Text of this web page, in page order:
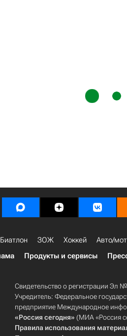
Биатлон ЗОЖ Хоккей Авто/
Продукты и сервисы
Свидетельство о регистрации Эл
Учредитель: Федеральное
предприятие Международное
«Россия сегодня» (МИА «Россия
Правила использования